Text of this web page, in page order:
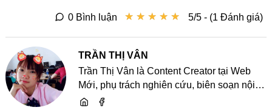
★ ★ ★ ★ ★
★ ★ ★ ★ ★ 5/5 - (1 Đánh giá)
0 Bình luận
TRẦN THỊ VÂN
Trần Thị Vân là Content Creator tại Web
Mới, phụ trách nghiên cứu, biên soạn nội
dung và chia sẻ kiến thức về website, SEO,